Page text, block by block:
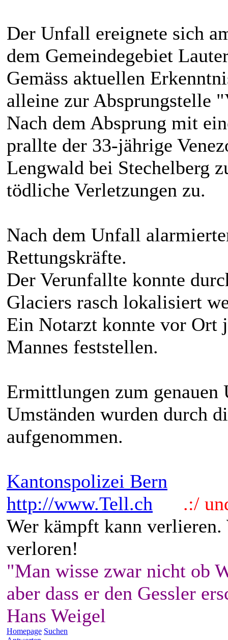
Der Unfall ereignete sich
dem Gemeindegebiet
Gemäss aktuellen
alleine zur Absprungstelle
Nach dem Absprung mit
prallte der 33-jährige
Lengwald bei Stechelberg
tödliche Verletzungen zu.
Nach dem Unfall
Rettungskräfte.
Der Verunfallte konnte
Glaciers rasch lokalisiert
Ein Notarzt konnte vor Ort
Mannes feststellen.
Ermittlungen zum genauen
Umständen wurden durch
aufgenommen.
Kantonspolizei Bern
http://www.Tell.ch
.:/
Wer kämpft kann
verloren!
"Man wisse zwar nicht ob
aber dass er den Gessler
Hans Weigel
Homepage Suchen